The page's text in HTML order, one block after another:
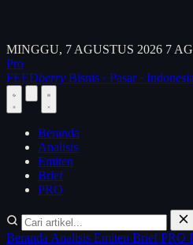
MINGGU, 7 AGUSTUS 2026 7
Pro
FEEDberry Bisnis · Pasar · Indonesia
Beranda
Analisis
Emiten
Brief
PRO
Beranda Analisis Emiten BriefPRO